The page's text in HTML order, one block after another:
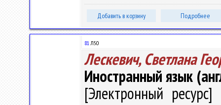
Добавить в корзину Подробнее
81Л50
Лескевич, Светлана
Иностранный язык
[Электронный